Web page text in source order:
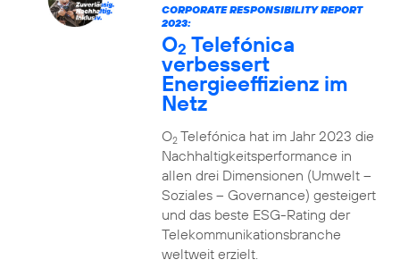
CORPORATE RESPONSIBILITY REPORT
2023:
O2 Telefónica
verbessert
Energieeffizienz im
Netz
O2Telefónica hat im Jahr 2023 die
Nachhaltigkeitsperformance in
allen drei Dimensionen (Umwelt –
Soziales – Governance) gesteigert
und das beste ESG-Rating der
Telekommunikationsbranche
weltweit erzielt.